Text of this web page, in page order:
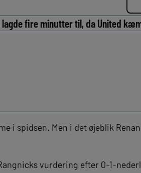
fire minutter til, da United
i spidsen. Men i det øjeblik
vurdering efter 0-1-